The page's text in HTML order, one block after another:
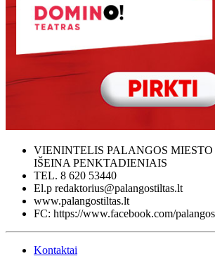
VIENINTELIS PALANGOS
IŠEINA PENKTADIENIAIS
TEL. 8 620 53440
El.p redaktorius@palangostiltas.lt
www.palangostiltas.lt
FC: https://www.facebook.com/
Kontaktai